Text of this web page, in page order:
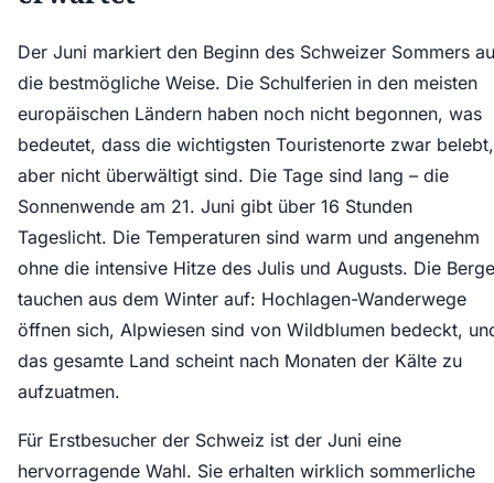
Der Juni markiert den Beginn des Schweizer Sommers
die bestmögliche Weise. Die Schulferien in den meisten
europäischen Ländern haben noch nicht begonnen, was
bedeutet, dass die wichtigsten Touristenorte zwar belebt,
aber nicht überwältigt sind. Die Tage sind lang – die
Sonnenwende am 21. Juni gibt über 16 Stunden
Tageslicht. Die Temperaturen sind warm und angenehm
ohne die intensive Hitze des Julis und Augusts. Die Berge
tauchen aus dem Winter auf: Hochlagen-Wanderwege
öffnen sich, Alpwiesen sind von Wildblumen bedeckt,
das gesamte Land scheint nach Monaten der Kälte zu
aufzuatmen.
Für Erstbesucher der Schweiz ist der Juni eine
hervorragende Wahl. Sie erhalten wirklich sommerliche